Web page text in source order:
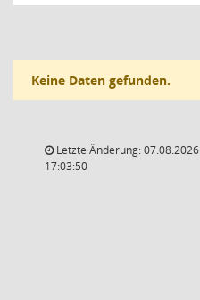
Keine Daten gefunden.
Letzte Änderung: 07.08.2026
17:03:50